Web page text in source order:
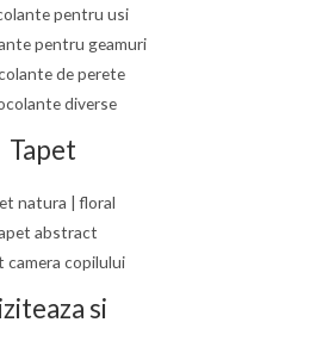
pentru usi
pentru geamuri
de perete
diverse
Tapet
natura | floral
abstract
camera copilului
si